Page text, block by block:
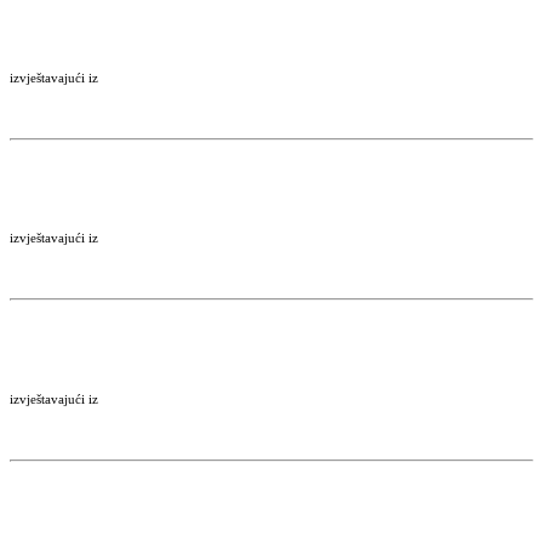
izvještavajući iz
izvještavajući iz
izvještavajući iz